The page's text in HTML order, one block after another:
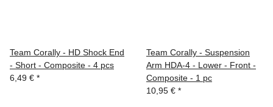
Team Corally - HD Shock End
- Short - Composite - 4 pcs
6,49 € *
Team Corally - Suspension
Arm HDA-4 - Lower - Front -
Composite - 1 pc
10,95 € *